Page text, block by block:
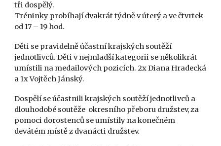
tři dospělý.
Tréninky probíhají dvakrát týdně v úterý a ve čtvrtek
od 17 – 19 hod.
Děti se pravidelně účastní krajských soutěží
jednotlivců. Děti v nejmladší kategorii se několikrát
umístili na medailových pozicích. 2x Diana Hradecká
a 1x Vojtěch Jánský.
Dospělí se účastnili krajských soutěží jednotlivců a
dlouhodobé soutěže okresního přeboru družstev, za
pomoci dorostenců se umístily na konečném
devátém místě z dvanácti družstev.